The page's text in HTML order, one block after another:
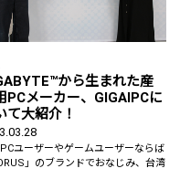
から生まれた産
PCメーカー、GIGAIPCに
て大紹介！
ユーザーやゲームユーザーならば
」のブランドでおなじみ、台湾